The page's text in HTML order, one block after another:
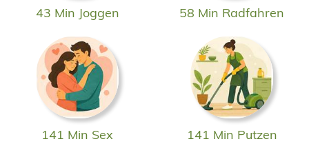
43 Min Joggen 58 Min Radfahren
141 Min Sex 141 Min Putzen